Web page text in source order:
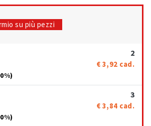
su più pezzi
2
€ 3,92 cad.
3
€ 3,84 cad.